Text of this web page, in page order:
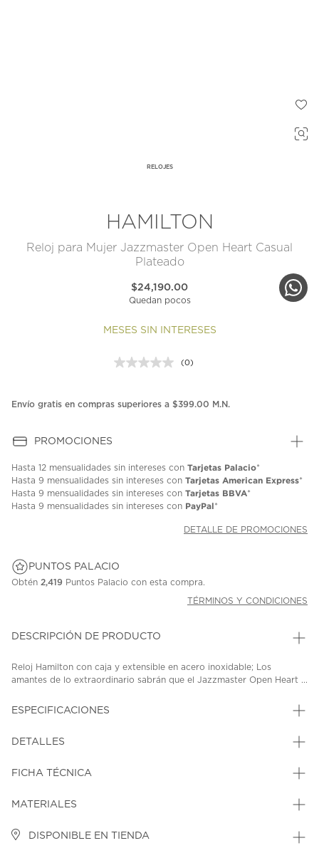
RELOJES
HAMILTON
Reloj para Mujer Jazzmaster Open Heart Casual
Plateado
$24,190.00
Quedan pocos
MESES SIN INTERESES
Sin
en
(0)
Envío gratis en compras superiores a $399.00 M.N.
PROMOCIONES
Hasta 12 mensualidades sin intereses con Tarjetas Palacio*
Hasta 9 mensualidades sin intereses con Tarjetas American Express*
Hasta 9 mensualidades sin intereses con Tarjetas BBVA*
Hasta 9 mensualidades sin intereses con PayPal*
DETALLE DE PROMOCIONES
PUNTOS PALACIO
Obtén 2,419 Puntos Palacio con esta compra.
TÉRMINOS Y CONDICIONES
DESCRIPCIÓN DE PRODUCTO
Reloj Hamilton con caja y extensible en acero inoxidable; Los
amantes de lo extraordinario sabrán que el Jazzmaster Open Heart ...
ESPECIFICACIONES
DETALLES
FICHA TÉCNICA
MATERIALES
DISPONIBLE EN TIENDA